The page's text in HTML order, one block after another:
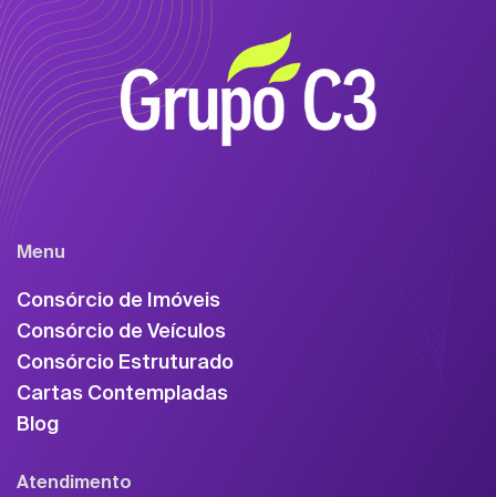
Menu
Consórcio de Imóveis
Consórcio de Veículos
Consórcio Estruturado
Cartas Contempladas
Blog
Atendimento